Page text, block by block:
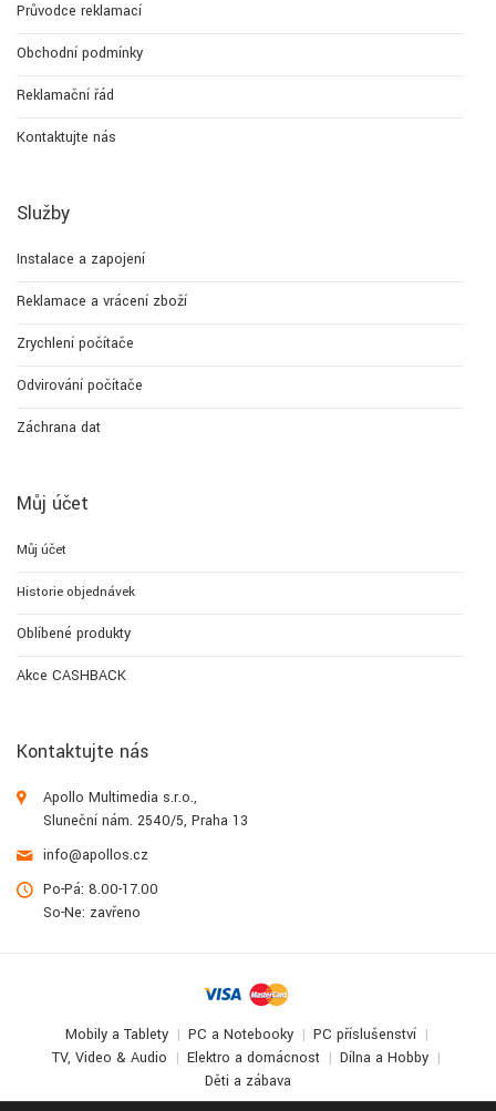
Průvodce reklamací
Obchodní podmínky
Reklamační řád
Kontaktujte nás
Služby
Instalace a zapojení
Reklamace a vrácení zboží
Zrychlení počítače
Odvirování počítače
Záchrana dat
Můj účet
Můj účet
Historie objednávek
Oblíbené produkty
Akce CASHBACK
Kontaktujte nás
Apollo Multimedia s.r.o.,
Sluneční nám. 2540/5, Praha 13
info@apollos.cz
Po-Pá: 8.00-17.00
So-Ne: zavřeno
Mobily a Tablety PC a Notebooky
PC příslušenství
TV, Video & Audio
Elektro a domácnost
Dílna a Hobby
Děti a zábava